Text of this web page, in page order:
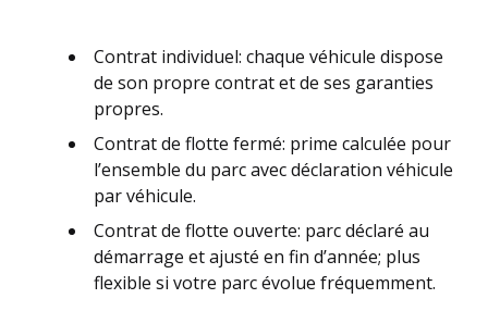
Contrat individuel: chaque véhicule dispose
de son propre contrat et de ses garanties
propres.
Contrat de flotte fermé: prime calculée pour
l’ensemble du parc avec déclaration véhicule
par véhicule.
Contrat de flotte ouverte: parc déclaré au
démarrage et ajusté en fin d’année; plus
flexible si votre parc évolue fréquemment.